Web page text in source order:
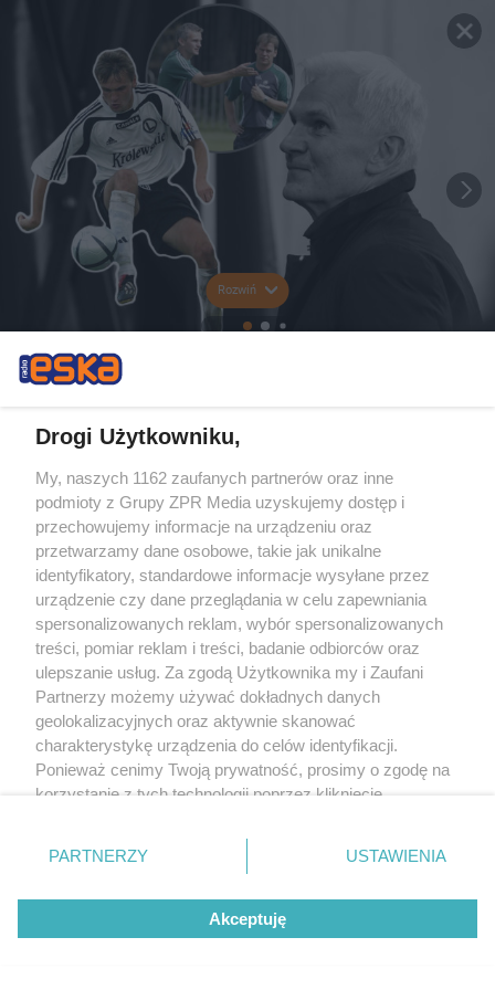
Rozwiń
Drogi Użytkowniku,
My, naszych 1162 zaufanych partnerów oraz inne
podmioty z Grupy ZPR Media uzyskujemy dostęp i
przechowujemy informacje na urządzeniu oraz
przetwarzamy dane osobowe, takie jak unikalne
identyfikatory, standardowe informacje wysyłane przez
urządzenie czy dane przeglądania w celu zapewniania
spersonalizowanych reklam, wybór spersonalizowanych
treści, pomiar reklam i treści, badanie odbiorców oraz
ulepszanie usług. Za zgodą Użytkownika my i Zaufani
Partnerzy możemy używać dokładnych danych
geolokalizacyjnych oraz aktywnie skanować
charakterystykę urządzenia do celów identyfikacji.
Ponieważ cenimy Twoją prywatność, prosimy o zgodę na
korzystanie z tych technologii poprzez kliknięcie
zmienić/wycofać klikając przycisk ustawień prywatności
znajdujący się w lewym dolnym rogu strony
rodzaje przetwarzania danych nie wymagają zgody
użytkownika, ale masz prawo sprzeciwić się takiemu
przetwarzaniu. Preferencje będą miały zastosowanie tylko
PARTNERZY USTAWIENIA
Akceptuję